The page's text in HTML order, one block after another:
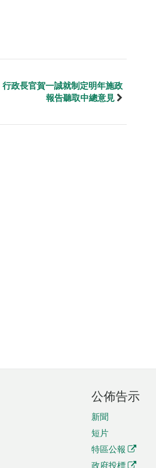
行政長官賀一誠就制定明年施政
報告聽取中總意見
公佈告示
新聞
短片
特區公報
政府投標